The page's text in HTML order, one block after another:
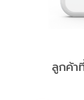
ลูกค้า